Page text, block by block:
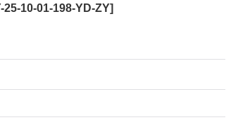
25-10-01-198-YD-ZY]